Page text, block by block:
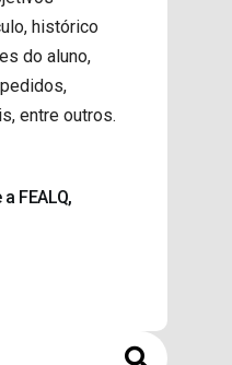
histórico
do aluno,
entre outros.
FEALQ,